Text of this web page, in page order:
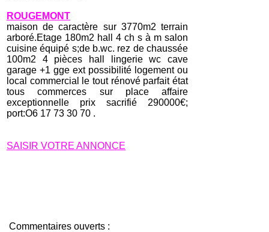
ROUGEMONT
maison de caractère sur 3770m2 terrain
arboré.Etage 180m2 hall 4 ch s à m salon
cuisine équipé s;de b.wc. rez de chaussée
100m2 4 pièces hall lingerie wc cave
garage +1 gge ext possibilité logement ou
local commercial le tout rénové parfait état
tous commerces sur place affaire
exceptionnelle prix sacrifié 290000€;
port:O6 17 73 30 70 .
SAISIR VOTRE ANNONCE
Commentaires ouverts :